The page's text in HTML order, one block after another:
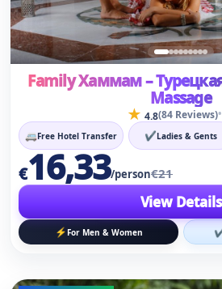
Family Хаммам –
Massage
★ 4.8(84 Reviews)•
🚐Free Hotel Transfer ✔Ladies & Gents
€16,33/person€21
View Details
⚡ For Men & Women